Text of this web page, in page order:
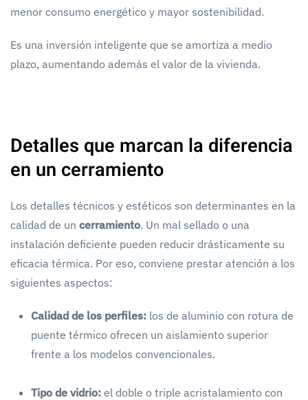
menor consumo energético y mayor sostenibilidad.
Es una inversión inteligente que se amortiza a medio
plazo, aumentando además el valor de la vivienda.
Detalles que marcan la diferencia
en un cerramiento
Los detalles técnicos y estéticos son determinantes en la
calidad de un cerramiento. Un mal sellado o una
instalación deficiente pueden reducir drásticamente su
eficacia térmica. Por eso, conviene prestar atención a los
siguientes aspectos:
Calidad de los perfiles: los de aluminio con rotura de
puente térmico ofrecen un aislamiento superior
frente a los modelos convencionales.
Tipo de vidrio: el doble o triple acristalamiento con